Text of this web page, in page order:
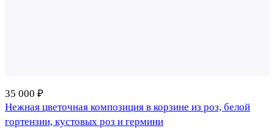
35 000 ₽
Нежная цветочная композиция в корзине из роз, белой
гортензии, кустовых роз и гермини